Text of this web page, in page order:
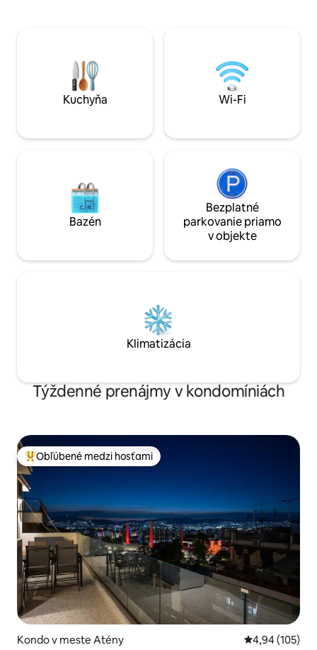
letiska E. Venizelos a prístavu Piraeus.
na 4. poschodí. Je to pohodlné a
luxusné, aby bol
nezabudnuteľný!
Kuchyňa Wi-Fi
Bazén
Bezplatné
parkovanie priamo
v objekte
Klimatizácia
Týždenné prenájmy v kondomíniách
Najobľúbenejšie medzi hosťami
Obľúbené medzi hosťami
Kondo v meste Atény Priemerné
4,94 (105)